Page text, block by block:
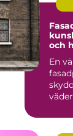
och
En
som
ett...